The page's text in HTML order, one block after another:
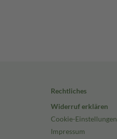
Rechtliches
Widerruf erklären
Cookie-Einstellungen
Impressum